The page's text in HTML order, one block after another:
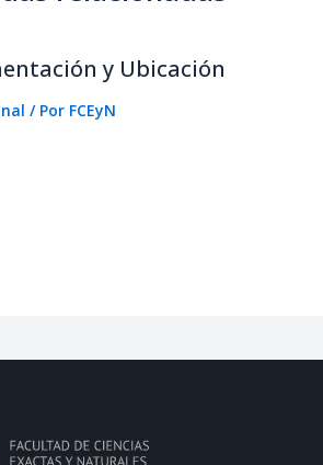
y Ubicación
/ Por FCEyN